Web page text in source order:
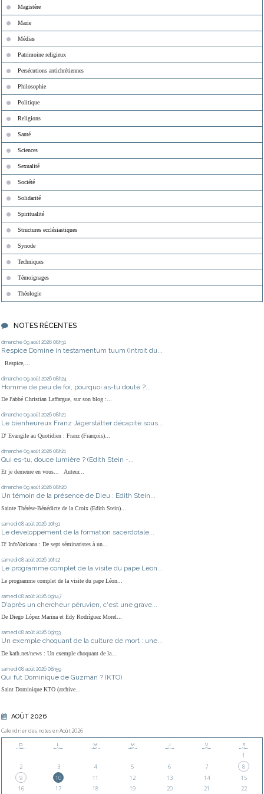
Magistère
Marie
Médias
Patrimoine religieux
Persécutions antichrétiennes
Philosophie
Politique
Religions
Santé
Sciences
Sexualité
Société
Solidarité
Spiritualité
Structures ecclésiastiques
Synode
Techniques
Témoignages
Théologie
NOTES RÉCENTES
dimanche 09 août 2026 08h31
Respice Domine in testamentum tuum (Introit du...
Respice,...
dimanche 09 août 2026 08h24
Homme de peu de foi, pourquoi as-tu douté ?...
De l'abbé Christian Laffargue, sur son blog :...
dimanche 09 août 2026 08h21
Le bienheureux Franz Jägerstätter décapité sous...
D' Evangile au Quotidien : Franz (François)...
dimanche 09 août 2026 08h21
Qui es-tu, douce lumière ? (Edith Stein -...
Et je demeure en vous... Auteur...
dimanche 09 août 2026 08h20
Un témoin de la présence de Dieu : Edith Stein...
Sainte Thérèse-Bénédicte de la Croix (Edith Stein)...
samedi 08 août 2026 10h31
Le développement de la formation sacerdotale...
D' InfoVaticana : De sept séminaristes à un...
samedi 08 août 2026 10h12
Le programme complet de la visite du pape Léon...
Le programme complet de la visite du pape Léon...
samedi 08 août 2026 09h47
D'après un chercheur péruvien, c'est une grave...
De Diego López Marina et Edy Rodríguez Morel...
samedi 08 août 2026 09h33
Un exemple choquant de la culture de mort : une...
De kath.net/news : Un exemple choquant de la...
samedi 08 août 2026 08h59
Qui fut Dominique de Guzmán ? (KTO)
Saint Dominique KTO (archive...
AOÛT 2026
Calendrier des notes en Août 2026
D L M M J V S
1
2
3 4 5 6 7
8
9
10 11 12 13 14
15
16
17 18 19 20 21
22